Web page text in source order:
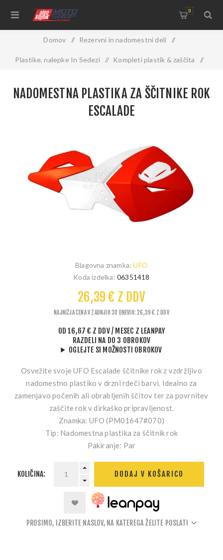
0
Domov / Rezervni in nadomestni deli /
Plastike, nalepke In Sedezi / Kompleti plastik & zaščita /
Nadomestna plastika za ščitnike rok Escalade
NADOMESTNA PLASTIKA ZA ŠČITNIKE ROK
ESCALADE
Blagovna znamka: UFO
Koda izdelka: 06351418
26,39 € Z DDV
NAJNIŽJA CENA V ZADNJIH 30 DNEVIH: 26,39 € Z DDV
OD 16,67 € Z DDV/ MESEC Z LEANPAY
RAZDELI NA DO 3 OBROKOV
OGLEJTE SI MOŽNOSTI OBROKOV
Osvežite svoje UFO Escalade ščitnike rok z vzdržljivo
nadomestno plastiko v drzni rdeči barvi. Idealno za
zamenjavo počenih ali obrabljenih ščitov ter za povrnitev
zaščite rok v dirkaško pripravljenost.
Znamka: UFO (PM01647#070)
Tip: Nadomestna plastika za ščitnik rok
Pakiranje: Par
KOLIČINA: DODAJ V KOŠARICO
PROSIMO, IZBERITE NASLOV, NA KATEREGA ŽELITE POSLATI